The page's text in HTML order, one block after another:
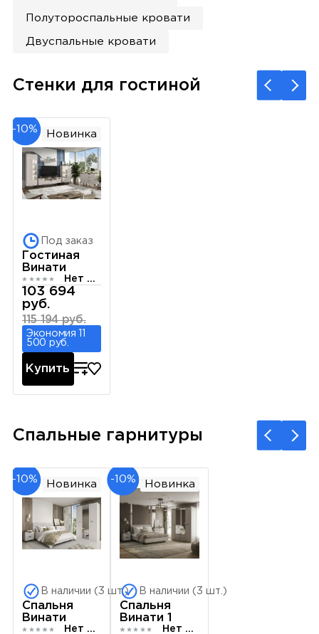
Полутороспальные кровати
Двуспальные кровати
Стенки для гостиной
-10% Новинка
Под заказ
Гостиная
Винати
Нет отзывов
103 694
руб.
115 194 руб.
Экономия 11
500 руб.
Купить
Спальные гарнитуры
-10% Новинка
В наличии (3 шт.)
Спальня
Винати
Нет отзывов
-10% Новинка
В наличии (3 шт.)
Спальня
Винати 1
Нет отзывов